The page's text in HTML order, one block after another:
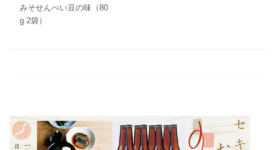
みそせんべい豆の味（80
g 2袋）